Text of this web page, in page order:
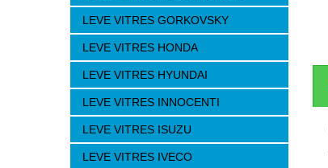
LEVE VITRES GORKOVSKY
LEVE VITRES HONDA
LEVE VITRES HYUNDAI
LEVE VITRES INNOCENTI
LEVE VITRES ISUZU
LEVE VITRES IVECO